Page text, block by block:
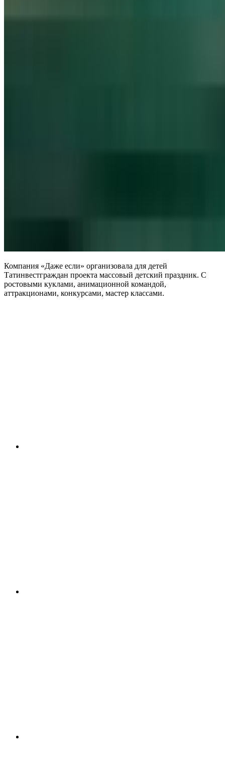
Компания «Даже если» организовала для детей
Татинвестграждан проекта массовый детский праздник. С
ростовыми куклами, анимационной командой,
аттракционами, конкурсами, мастер классами.